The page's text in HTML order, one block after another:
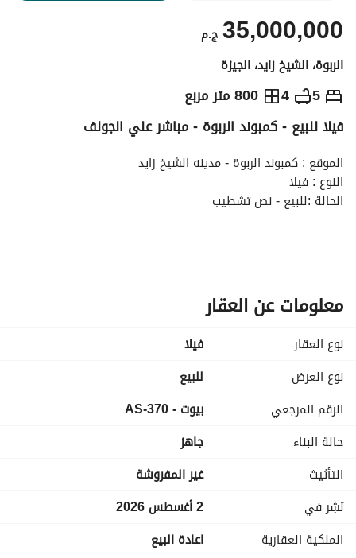
ج.م35,000,000
الربوة، الشيخ زايد، الجيزة
5
4 800 متر مربع ج.م 35,000,000
التفاصيل الاتجاهات والمؤشرات رهن عقاريفيلا للبيع - كمبوند الربوة - مباشر علي الجولف
الموقع : كمبوند الربوة - مدينه الشيخ زايد
النوع : فيلا
الحالة :للبيع - نص تشطيب
فيو مميز جدا مباشر علي الجولف
بحري
تتكون من :
(4) حمام
مطلوب : 35,000,000
-----------------------------------------------------------------------------------
-----------------------------------------------------------------------------------
-----------------------------------------------------------------------------------
معلومات عن العقار
نوع العقار
فیلا
نوع العرض
للبيع
الرقم المرجعي
بيوت - AS-370
حالة البناء
جاهز
التأثيث
غير المفروشة
نُشِر في
2 أغسطس 2026
الملكية العقارية
اعادة البيع